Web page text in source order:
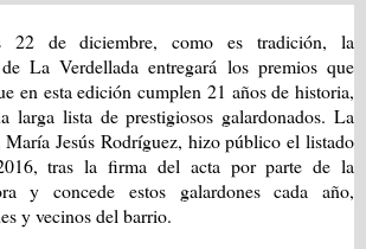
22 de diciembre, como es tradición, la
de La Verdellada entregará los premios que
en esta edición cumplen 21 años de historia,
larga lista de prestigiosos galardonados. La
Jesús Rodríguez, hizo público el listado
tras la firma del acta por parte de la
y concede estos galardones cada año,
y vecinos del barrio.